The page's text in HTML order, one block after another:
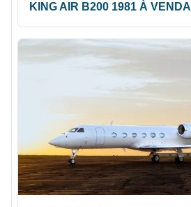
KING AIR B200 1981 À VENDA